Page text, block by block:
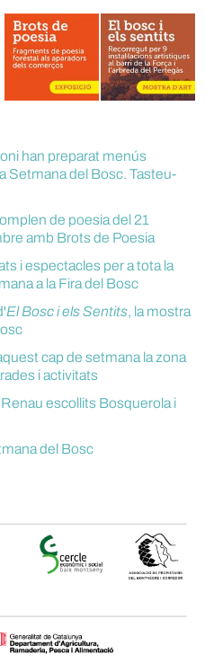
han preparat menús
Setmana del Bosc. Tasteu-
de poesia del 21
amb Brots de Poesia
i espectacles per a tota la
a la Fira del Bosc
El Bosc i els Sentits, la mostra
cap de setmana la zona
i activitats
escollits Bosquerola i
del Bosc